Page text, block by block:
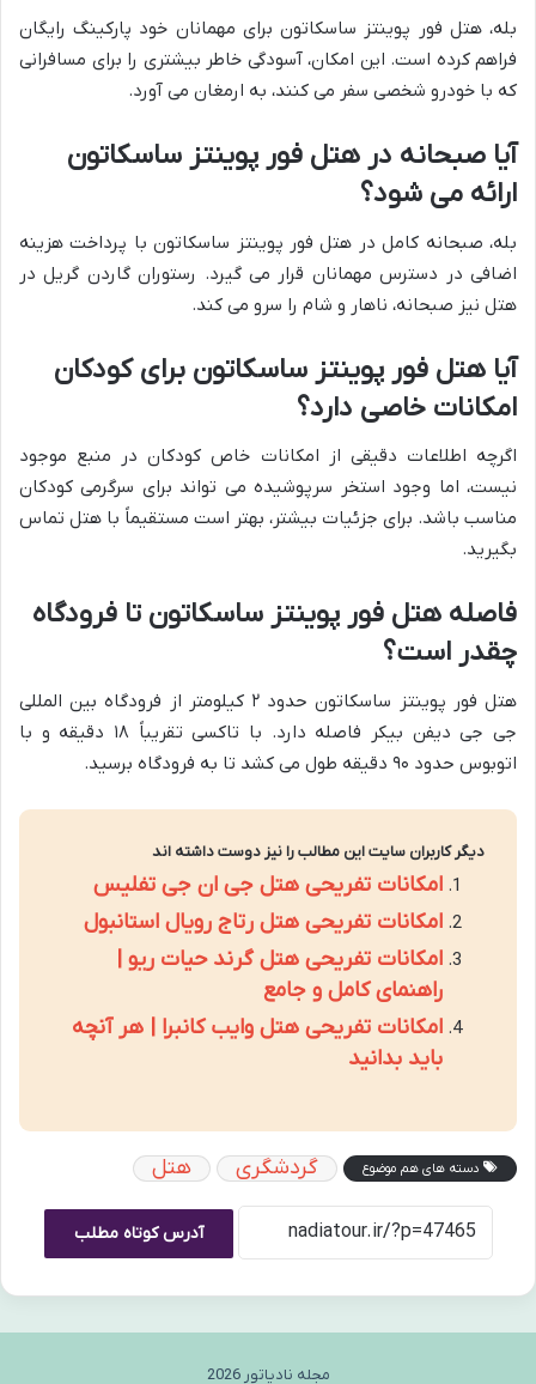
بله، هتل فور پوینتز ساسکاتون برای مهمانان خود پارکینگ رایگان
فراهم کرده است. این امکان، آسودگی خاطر بیشتری را برای مسافرانی
که با خودرو شخصی سفر می کنند، به ارمغان می آورد.
آیا صبحانه در هتل فور پوینتز ساسکاتون
ارائه می شود؟
بله، صبحانه کامل در هتل فور پوینتز ساسکاتون با پرداخت هزینه
اضافی در دسترس مهمانان قرار می گیرد. رستوران گاردن گریل در
هتل نیز صبحانه، ناهار و شام را سرو می کند.
آیا هتل فور پوینتز ساسکاتون برای کودکان
امکانات خاصی دارد؟
اگرچه اطلاعات دقیقی از امکانات خاص کودکان در منبع موجود
نیست، اما وجود استخر سرپوشیده می تواند برای سرگرمی کودکان
مناسب باشد. برای جزئیات بیشتر، بهتر است مستقیماً با هتل تماس
بگیرید.
فاصله هتل فور پوینتز ساسکاتون تا فرودگاه
چقدر است؟
هتل فور پوینتز ساسکاتون حدود ۲ کیلومتر از فرودگاه بین المللی
جی جی دیفن بیکر فاصله دارد. با تاکسی تقریباً ۱۸ دقیقه و با
اتوبوس حدود ۹۰ دقیقه طول می کشد تا به فرودگاه برسید.
دیگر کاربران سایت این مطالب را نیز دوست داشته اند
امکانات تفریحی هتل جی ان جی تفلیس
امکانات تفریحی هتل رتاج رویال استانبول
امکانات تفریحی هتل گرند حیات ریو |
راهنمای کامل و جامع
امکانات تفریحی هتل وایب کانبرا | هر آنچه
باید بدانید
دسته های هم موضوع گردشگری هتل
آدرس کوتاه مطلب
مجله نادیاتور 2026